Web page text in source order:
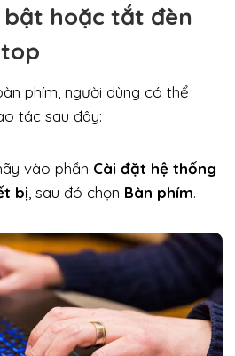
bật hoặc tắt đèn
phím, người dùng có thể
tác sau đây:
vào phần Cài đặt hệ thống
bị , sau đó chọn Bàn phím.